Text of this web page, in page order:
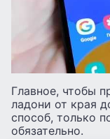
Главное, чтобы
ладони от края
способ, только
обязательно.